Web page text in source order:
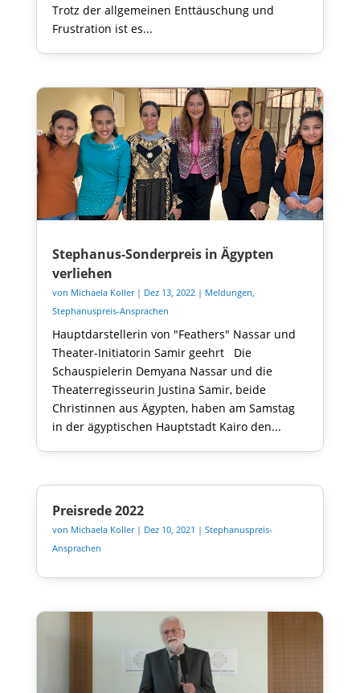
Trotz der allgemeinen Enttäuschung und
Frustration ist es...
Stephanus-Sonderpreis in Ägypten
verliehen
von Michaela Koller| Dez 13, 2022| Meldungen
Stephanuspreis-Ansprachen
Hauptdarstellerin von "Feathers" Nassar und
Theater-Initiatorin Samir geehrt Die
Schauspielerin Demyana Nassar und die
Theaterregisseurin Justina Samir, beide
Christinnen aus Ägypten, haben am Samstag
in der ägyptischen Hauptstadt Kairo den...
Preisrede 2022
von Michaela Koller| Dez 10, 2021 | Stephanuspreis-
Ansprachen